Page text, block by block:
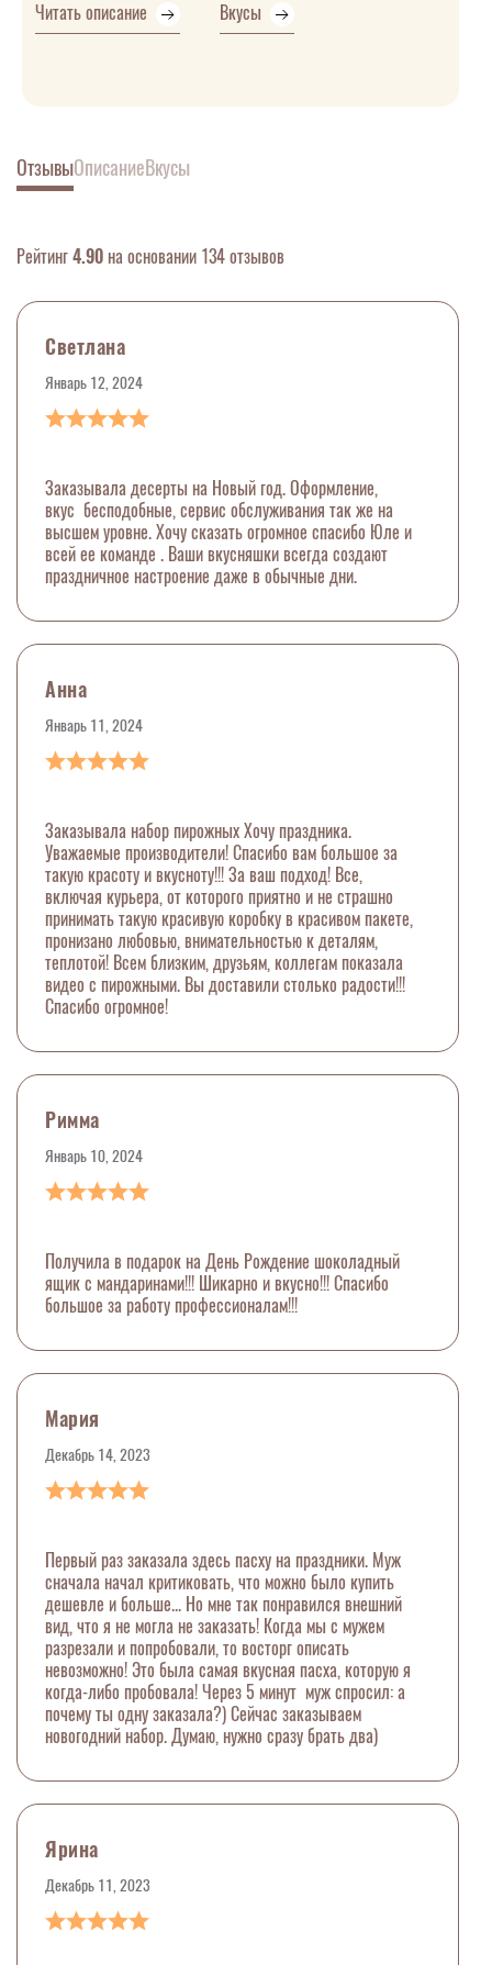
Читать описание Вкусы
ОтзывыОписаниеВкусы
Рейтинг4.90 на основании 134 отзывов
Светлана
Январь 12, 2024
Заказывала десерты на Новый год. Оформление,
вкус бесподобные, сервис обслуживания так же на
высшем уровне. Хочу сказать огромное спасибо Юле и
всей ее команде . Ваши вкусняшки всегда создают
праздничное настроение даже в обычные дни.
Анна
Январь 11, 2024
Заказывала набор пирожных Хочу праздника.
Уважаемые производители! Спасибо вам большое за
такую красоту и вкусноту!!! За ваш подход! Все,
включая курьера, от которого приятно и не страшно
принимать такую красивую коробку в красивом пакете,
пронизано любовью, внимательностью к деталям,
теплотой! Всем близким, друзьям, коллегам показала
видео с пирожными. Вы доставили столько радости!!!
Спасибо огромное!
Римма
Январь 10, 2024
Получила в подарок на День Рождение шоколадный
ящик с мандаринами!!! Шикарно и вкусно!!! Спасибо
большое за работу профессионалам!!!
Мария
Декабрь 14, 2023
Первый раз заказала здесь пасху на праздники. Муж
сначала начал критиковать, что можно было купить
дешевле и больше... Но мне так понравился внешний
вид, что я не могла не заказать! Когда мы с мужем
разрезали и попробовали, то восторг описать
невозможно! Это была самая вкусная пасха, которую я
когда-либо пробовала! Через 5 минут муж спросил: а
почему ты одну заказала?) Сейчас заказываем
новогодний набор. Думаю, нужно сразу брать два)
Ярина
Декабрь 11, 2023